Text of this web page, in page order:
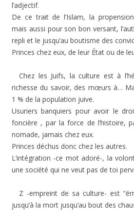
l’adjectif.
De ce trait de l’Islam, la
mais aussi pour son bon versant,
repli et le jusqu’au boutisme des
Princes chez eux, de leur État ou de
Chez les Juifs, la culture est à
richesse du savoir, des mœurs à…
1 % de la population juive.
Usuriers banquiers pour avoir le
foncière , par la force de l’histoire,
nomade, jamais chez eux.
Princes déchus donc chez les autres.
L’intégration -ce mot adoré-, la
une société qui ne veut pas de toi
Z -empreint de sa culture- est
jusqu’à la mort jusqu’au bout des